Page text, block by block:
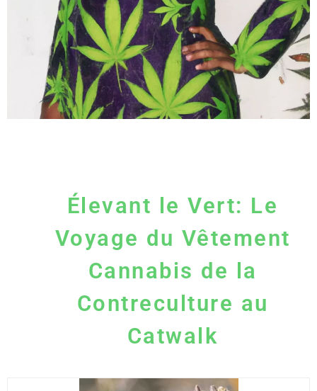
Élevant le Vert: Le
Voyage du Vêtement
Cannabis de la
Contreculture au
Catwalk